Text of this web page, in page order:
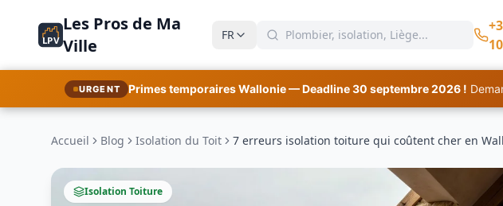
LPV
Les Pros de Ma
Ville
FR
10
URGENT Primes temporaires Wallonie — Deadline 30 septembre 2026 !
Accueil Blog Isolation du Toit 7 erreurs isolation toiture qui coûtent cher en
Isolation Toiture